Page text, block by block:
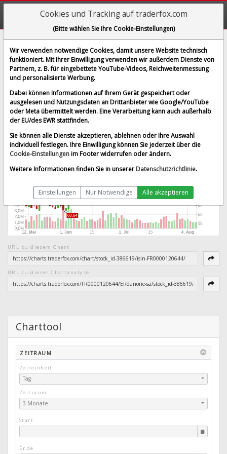
Danone S.A.
[BSN | WKN 851194 | ISIN FR0000120644]
68,370 € 0,31 %
Echtzeit-Aktienkurs vom 08.08.2026 um 05:58 Uhr
Echtzeit Euro Splitbereinigt
URL zu diesem Chart
URL zu dieser Chartanalyse
Charttool
ZEITRAUM
Zeiteinheit
Tag
Zeitraum
3 Monate
Start
Ende
Cookies und Tracking auf traderfox.com
(Bitte wählen Sie Ihre Cookie-Einstellungen)
Wir verwenden notwendige Cookies, damit unsere Website technisch
funktioniert. Mit Ihrer Einwilligung verwenden wir außerdem Dienste von
Partnern, z. B. für eingebettete YouTube-Videos, Reichweitenmessung
und personalisierte Werbung.
Dabei können Informationen auf Ihrem Gerät gespeichert oder
ausgelesen und Nutzungsdaten an Drittanbieter wie Google/YouTube
oder Meta übermittelt werden. Eine Verarbeitung kann auch außerhalb
der EU/des EWR stattfinden.
Sie können alle Dienste akzeptieren, ablehnen oder Ihre Auswahl
individuell festlegen. Ihre Einwilligung können Sie jederzeit über die
Cookie-Einstellungenim Footer widerrufen oder ändern.
Weitere Informationen finden Sie in unserer Datenschutzrichtlinie.
Einstellungen Nur Notwendige Alle akzeptieren